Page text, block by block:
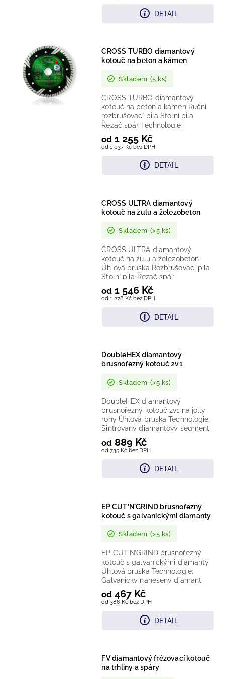
DETAIL
CROSS TURBO diamantový
kotouč na beton a kámen
Skladem (5 ks)
od 1 037 Kč bez DPH
od 1 255 Kč
DETAIL
CROSS TURBO diamantový
kotouč na beton a kámen Ruční
rozbrušovací pila Stolní pila
Řezač spár Technologie:
sintrovaný diamantový segment...
CROSS ULTRA diamantový
kotouč na žulu a železobeton
Skladem (>5 ks)
od 1 278 Kč bez DPH
od 1 546 Kč
DETAIL
CROSS ULTRA diamantový
kotouč na žulu a železobeton
Úhlová bruska Rozbrušovací pila
Stolní pila Řezač spár
Technologie: laserem vařený...
DoubleHEX diamantový
brusnořezný kotouč 2v1
Skladem (>5 ks)
od 735 Kč bez DPH
od 889 Kč
DETAIL
DoubleHEX diamantový
brusnořezný kotouč 2v1 na jolly
rohy Úhlová bruska Technologie:
Sintrovaný diamantový segment
Provedení: Brusnořezný kotouč
2v1...
EP CUT’N’GRIND brusnořezný
kotouč s galvanickými diamanty
Skladem (>5 ks)
od 386 Kč bez DPH
od 467 Kč
DETAIL
EP CUT’N’GRIND brusnořezný
kotouč s galvanickými diamanty
Úhlová bruska Technologie:
Galvanicky nanesený diamant
Provedení: Brusnořezný kotouč s...
FV diamantový frézovací kotouč
na trhliny a spáry